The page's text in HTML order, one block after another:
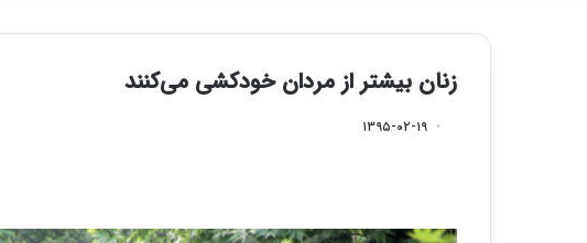
زنان بیشتر از مردان خودکشی می‌کنند
۱۳۹۵-۰۲-۱۹